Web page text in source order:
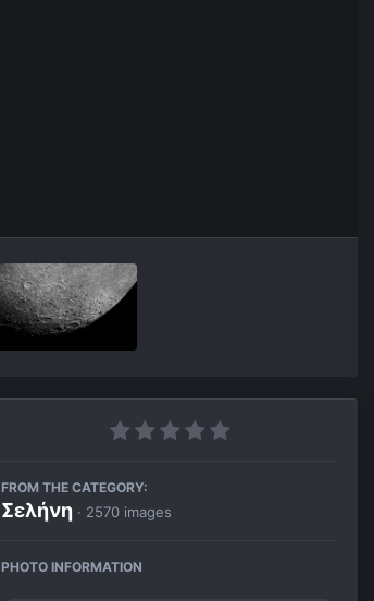
FROM THE CATEGORY:
Σελήνη · 2570 images
PHOTO INFORMATION